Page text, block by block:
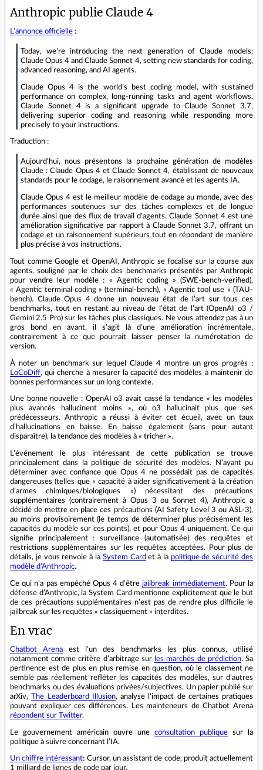
Anthropic publie Claude 4
L’annonce officielle :
Today, we’re introducing the next generation of Claude models:
Claude Opus 4 and Claude Sonnet 4, setting new standards for coding,
advanced reasoning, and AI agents.
Claude Opus 4 is the world’s best coding model, with sustained
performance on complex, long-running tasks and agent workflows.
Claude Sonnet 4 is a significant upgrade to Claude Sonnet 3.7,
delivering superior coding and reasoning while responding more
precisely to your instructions.
Traduction :
Aujourd'hui, nous présentons la prochaine génération de modèles
Claude : Claude Opus 4 et Claude Sonnet 4, établissant de nouveaux
standards pour le codage, le raisonnement avancé et les agents IA.
Claude Opus 4 est le meilleur modèle de codage au monde, avec des
performances soutenues sur des tâches complexes et de longue
durée ainsi que des flux de travail d'agents. Claude Sonnet 4 est une
amélioration significative par rapport à Claude Sonnet 3.7, offrant un
codage et un raisonnement supérieurs tout en répondant de manière
plus précise à vos instructions.
Tout comme Google et OpenAI, Anthropic se focalise sur la course aux
agents, souligné par le choix des benchmarks présentés par Anthropic
pour vendre leur modèle : « Agentic coding » (SWE-bench-verified),
« Agentic terminal coding » (terminal-bench), « Agentic tool use » (TAU-
bench). Claude Opus 4 donne un nouveau état de l’art sur tous ces
benchmarks, tout en restant au niveau de l’état de l’art (OpenAI o3 /
Gemini 2.5 Pro) sur les tâches plus classiques. Ne vous attendez pas à un
gros bond en avant, il s’agit là d’une amélioration incrémentale,
contrairement à ce que pourrait laisser penser la numérotation de
version.
À noter un benchmark sur lequel Claude 4 montre un gros progrès :
LoCoDiff, qui cherche à mesurer la capacité des modèles à maintenir de
bonnes performances sur un long contexte.
Une bonne nouvelle : OpenAI o3 avait cassé la tendance « les modèles
plus avancés hallucinent moins », où o3 hallucinait plus que ses
prédécesseurs. Anthropic a réussi à éviter cet écueil, avec un taux
d’hallucinations en baisse. En baisse également (sans pour autant
disparaître), la tendance des modèles à « tricher ».
L’événement le plus intéressant de cette publication se trouve
principalement dans la politique de sécurité des modèles. N’ayant pu
déterminer avec confiance que Opus 4 ne possédait pas de capacités
dangereuses (telles que « capacité à aider significativement à la création
d’armes chimiques/biologiques ») nécessitant des précautions
supplémentaires (contrairement à Opus 3 ou Sonnet 4), Anthropic a
décidé de mettre en place ces précautions (AI Safety Level 3 ou ASL-3),
au moins provisoirement (le temps de déterminer plus précisément les
capacités du modèle sur ces points), et pour Opus 4 uniquement. Ce qui
signifie principalement : surveillance (automatisée) des requêtes et
restrictions supplémentaires sur les requêtes acceptées. Pour plus de
détails, je vous renvoie à la System Card et à la politique de sécurité des
modèle d’Anthropic.
Ce qui n’a pas empêché Opus 4 d’êtrejailbreak immédiatement. Pour la
défense d’Anthropic, la System Card mentionne explicitement que le but
de ces précautions supplémentaires n’est pas de rendre plus difficile le
jailbreak sur les requêtes « classiquement » interdites.
En vrac
Chatbot Arena est l’un des benchmarks les plus connus, utilisé
notamment comme critère d’arbitrage sur les marchés de prédiction. Sa
pertinence est de plus en plus remise en question, où le classement ne
semble pas réellement refléter les capacités des modèles, sur d’autres
benchmarks ou des évaluations privées/subjectives. Un papier publié sur
arXiv,The Leaderboard Illusion, analyse l’impact de certaines pratiques
pouvant expliquer ces différences. Les mainteneurs de Chatbot Arena
répondent sur Twitter.
Le gouvernement américain ouvre une consultation publique sur la
politique à suivre concernant l’IA.
Un chiffre intéressant: Cursor, un assistant de code, produit actuellement
1 milliard de lignes de code par jour.